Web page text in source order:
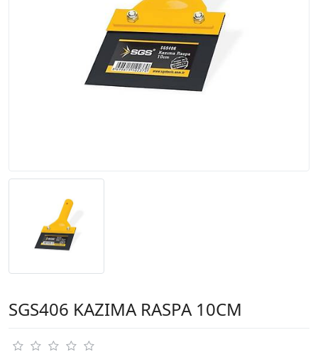
SGS406 KAZIMA RASPA 10CM